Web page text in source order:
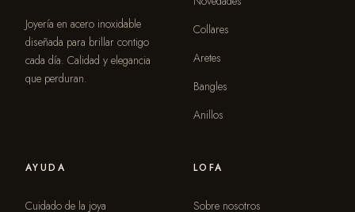
Joyería en acero inoxidable
diseñada para brillar contigo
cada día. Calidad y elegancia
que perduran.
Collares
Aretes
Bangles
Anillos
AYUDA
Cuidado de la joya
LOFA
Sobre nosotros